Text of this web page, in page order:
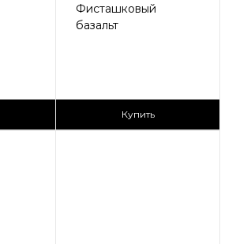
Фисташковый
базальт
Купить